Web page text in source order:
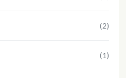
(2)
(1)